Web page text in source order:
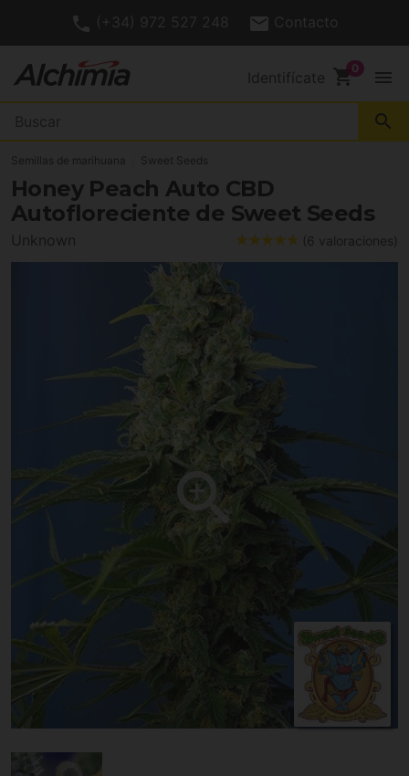
(+34) 972 527 248 Contacto
Identifícate shopping_cart menu
search
Semillas de marihuana Sweet Seeds
Honey Peach Auto CBD
Autofloreciente de Sweet Seeds
Unknown (6 valoraciones)